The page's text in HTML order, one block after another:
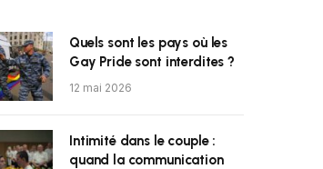
Quels sont les pays où les
Gay Pride sont interdites ?
12 mai 2026
Intimité dans le couple :
quand la communication